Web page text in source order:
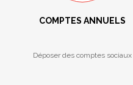
COMPTES ANNUELS
Déposer des comptes sociaux